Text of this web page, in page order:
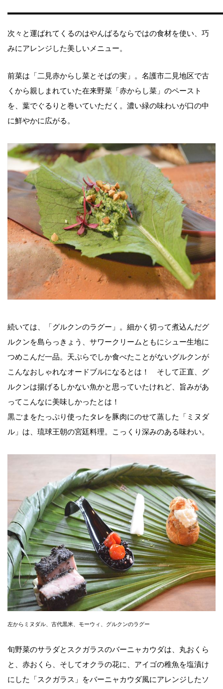
次々と運ばれてくるのはやんばるならではの食材を使い、巧
みにアレンジした美しいメニュー。
前菜は「二見赤からし菜とそばの実」。名護市二見地区で古
くから親しまれていた在来野菜「赤からし菜」のペースト
を、葉でぐるりと巻いていただく。濃い緑の味わいが口の中
に鮮やかに広がる。
続いては、「グルクンのラグー」。細かく切って煮込んだグ
ルクンを島らっきょう、サワークリームともにシュー生地に
つめこんだ一品。天ぷらでしか食べたことがないグルクンが
こんなおしゃれなオードブルになるとは！ そして正直、グ
ルクンは揚げるしかない魚かと思っていたけれど、旨みがあ
ってこんなに美味しかったとは！
黒ごまをたっぷり使ったタレを豚肉にのせて蒸した「ミヌダ
ル」は、琉球王朝の宮廷料理。こっくり深みのある味わい。
左からミヌダル、古代黒米、モーウィ、グルクンのラグー
旬野菜のサラダとスクガラスのバーニャカウダは、丸おくら
と、赤おくら、そしてオクラの花に、アイゴの稚魚を塩漬け
にした「スクガラス」をバーニャカウダ風にアレンジしたソ